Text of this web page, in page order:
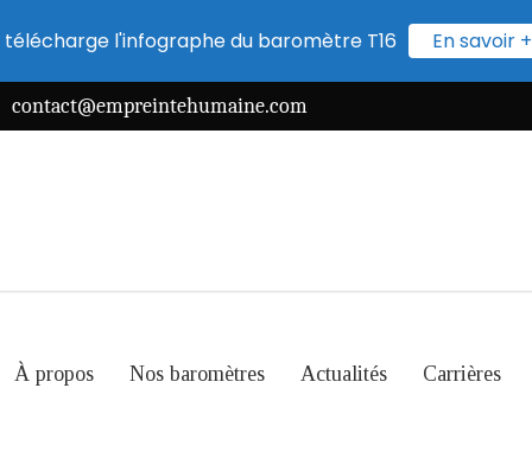
contact@empreintehumaine.com
À propos Nos baromètres Actualités Carrières
télécharge l'infographe du baromètre T16 En savoir +